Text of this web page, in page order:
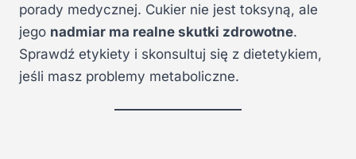
porady medycznej. Cukier nie jest toksyną, ale
jego nadmiar ma realne skutki zdrowotne.
Sprawdź etykiety i skonsultuj się z dietetykiem,
jeśli masz problemy metaboliczne.